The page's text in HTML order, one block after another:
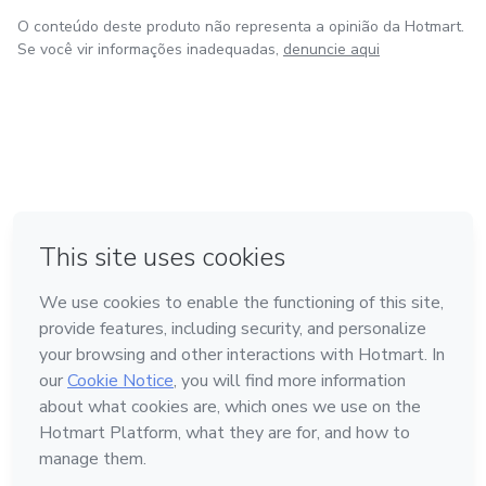
O conteúdo deste produto não representa a opinião da Hotmart.
Se você vir informações inadequadas, denuncie aqui
Feito com ❤ em Bogotá
Conheça a Hotmart
Idioma
Português